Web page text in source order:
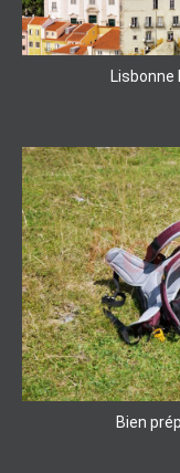
Lisbonne
Bien